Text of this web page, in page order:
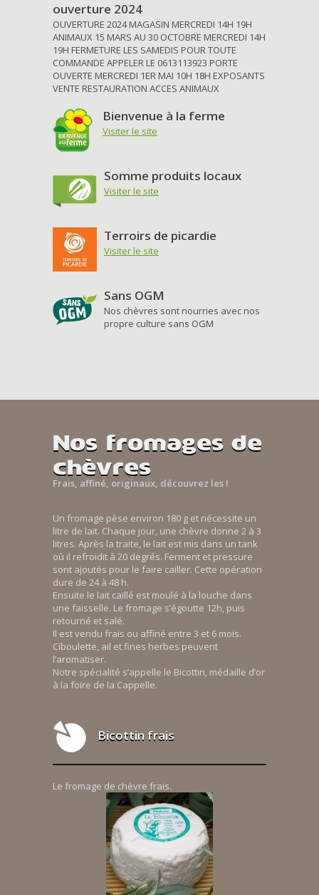
ouverture 2024
OUVERTURE 2024 MAGASIN MERCREDI 14H 19H
ANIMAUX 15 MARS AU 30 OCTOBRE MERCREDI 14H
19H FERMETURE LES SAMEDIS POUR TOUTE
COMMANDE APPELER LE 0613113923 PORTE
OUVERTE MERCREDI 1ER MAI 10H 18H EXPOSANTS
VENTE RESTAURATION ACCES ANIMAUX
Bienvenue à la ferme
Visiter le site
Somme produits locaux
Visiter le site
Terroirs de picardie
Visiter le site
Sans OGM
Nos chèvres sont nourries avec nos
propre culture sans OGM
Nos fromages de
chèvres
Frais, affiné, originaux, découvrez les !
Un fromage pèse environ 180 g et nécessite un
litre de lait. Chaque jour, une chèvre donne 2 à 3
litres. Après la traite, le lait est mis dans un tank
où il refroidit à 20 degrés. Ferment et pressure
sont ajoutés pour le faire cailler. Cette opération
dure de 24 à 48 h.
Ensuite le lait caillé est moulé à la louche dans
une faisselle. Le fromage s’égoutte 12h, puis
retourné et salé.
Il est vendu frais ou affiné entre 3 et 6 mois.
Ciboulette, ail et fines herbes peuvent
l’aromatiser.
Notre spécialité s’appelle le Bicottin, médaille d’or
à la foire de la Cappelle.
Bicottin frais
Le fromage de chèvre frais.